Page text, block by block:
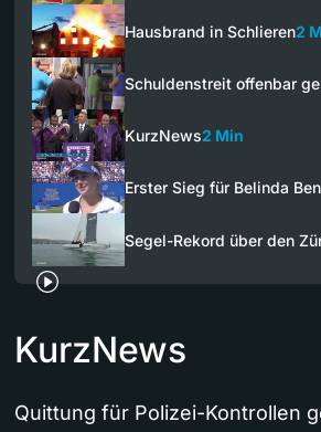
Hausbrand in Schlieren2
Schuldenstreit offenbar
KurzNews2 Min
Erster Sieg für Belinda
Segel-Rekord über den
KurzNews
Quittung für Polizei-Kontrollen